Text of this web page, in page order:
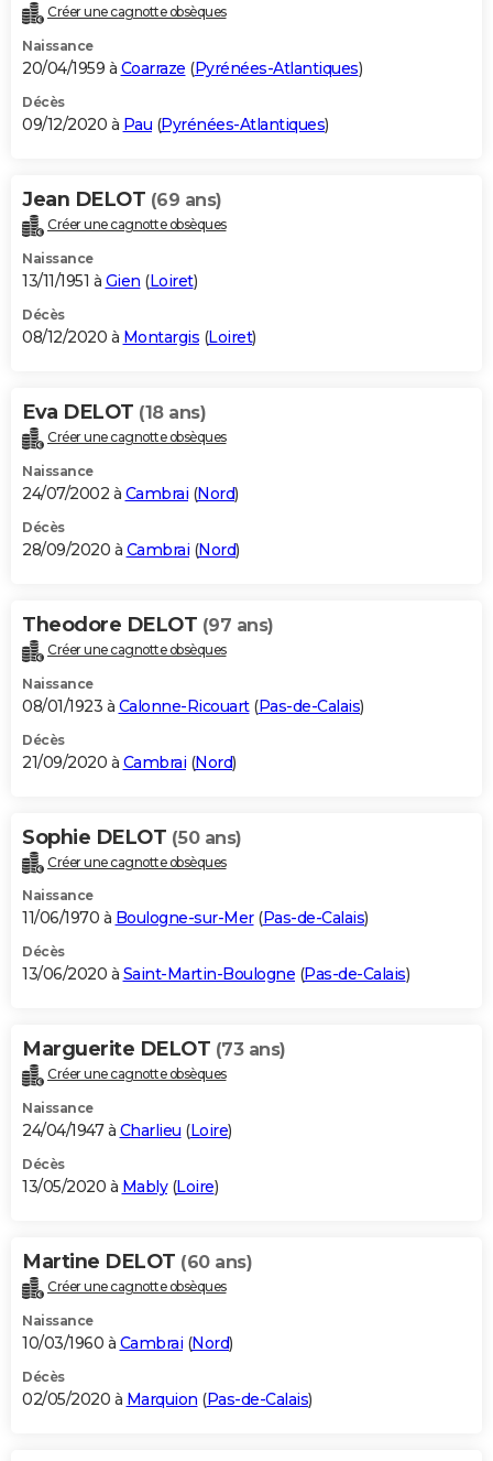
Créer une cagnotte obsèques
Naissance
20/04/1959 à Coarraze (Pyrénées-Atlantiques)
Décès
09/12/2020 à Pau (Pyrénées-Atlantiques)
Jean DELOT (69 ans)
Créer une cagnotte obsèques
Naissance
13/11/1951 à Gien (Loiret)
Décès
08/12/2020 à Montargis (Loiret)
Eva DELOT (18 ans)
Créer une cagnotte obsèques
Naissance
24/07/2002 à Cambrai (Nord)
Décès
28/09/2020 à Cambrai (Nord)
Theodore DELOT (97 ans)
Créer une cagnotte obsèques
Naissance
08/01/1923 à Calonne-Ricouart(Pas-de-Calais)
Décès
21/09/2020 à Cambrai (Nord)
Sophie DELOT (50 ans)
Créer une cagnotte obsèques
Naissance
11/06/1970 à Boulogne-sur-Mer(Pas-de-Calais)
Décès
13/06/2020 à Saint-Martin-Boulogne (Pas-de-Calais)
Marguerite DELOT (73 ans)
Créer une cagnotte obsèques
Naissance
24/04/1947 à Charlieu (Loire)
Décès
13/05/2020 à Mably(Loire)
Martine DELOT (60 ans)
Créer une cagnotte obsèques
Naissance
10/03/1960 à Cambrai (Nord)
Décès
02/05/2020 à Marquion (Pas-de-Calais)